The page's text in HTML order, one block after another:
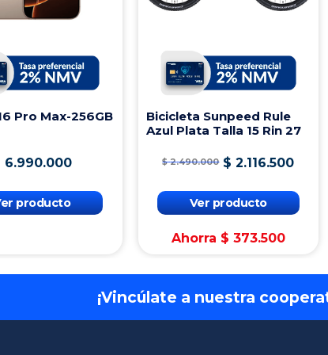
Pro Max-256GB
6.990.000
producto
Bicicleta Sunpeed Rule
Azul Plata Talla 15 Rin 27
$ 2.490.000 $ 2.116.500
Ver producto
Ahorra $ 373.500
¡Vincúlate a nuestra